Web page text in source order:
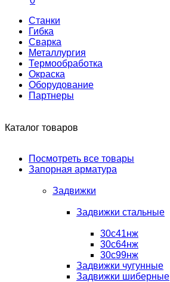
Станки
Гибка
Сварка
Металлургия
Термообработка
Окраска
Оборудование
Партнеры
Каталог товаров
Посмотреть все товары
Запорная арматура
Задвижки
Задвижки стальные
30с41нж
30с64нж
30с99нж
Задвижки чугунные
Задвижки шиберные